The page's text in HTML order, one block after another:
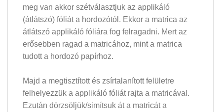
meg van akkor szétválasztjuk az applikáló
(átlátszó) fóliát a hordozótól. Ekkor a matrica az
átlátszó applikáló fóliára fog felragadni. Mert az
erősebben ragad a matricához, mint a matrica
tudott a hordozó papírhoz.
Majd a megtisztított és zsírtalanított felületre
felhelyezzük a applikáló fóliát rajta a matricával.
Ezután dörzsöljük/simítsuk át a matricát a